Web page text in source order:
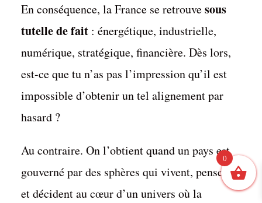
En conséquence, la France se retrouvesous
tutelle de fait: énergétique, industrielle,
numérique, stratégique, financière. Dès lors,
est-ce que tu n’as pas l’impression qu’il est
impossible d’obtenir un tel alignement par
hasard ?
Au contraire. On l’obtient quand un pays est
gouverné par des sphères qui vivent, pensent
et décident au cœur d’un univers où la
0